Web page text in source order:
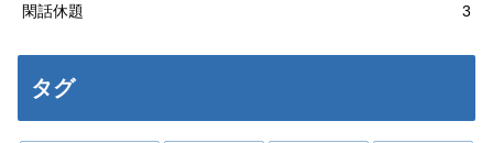
閑話休題 3
タグ